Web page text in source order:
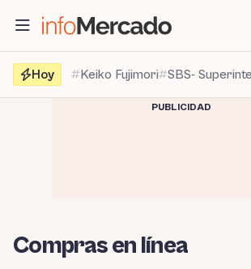
contenido
Hoy
Keiko Fujimori SBS-
PUBLICIDAD
Compras en línea